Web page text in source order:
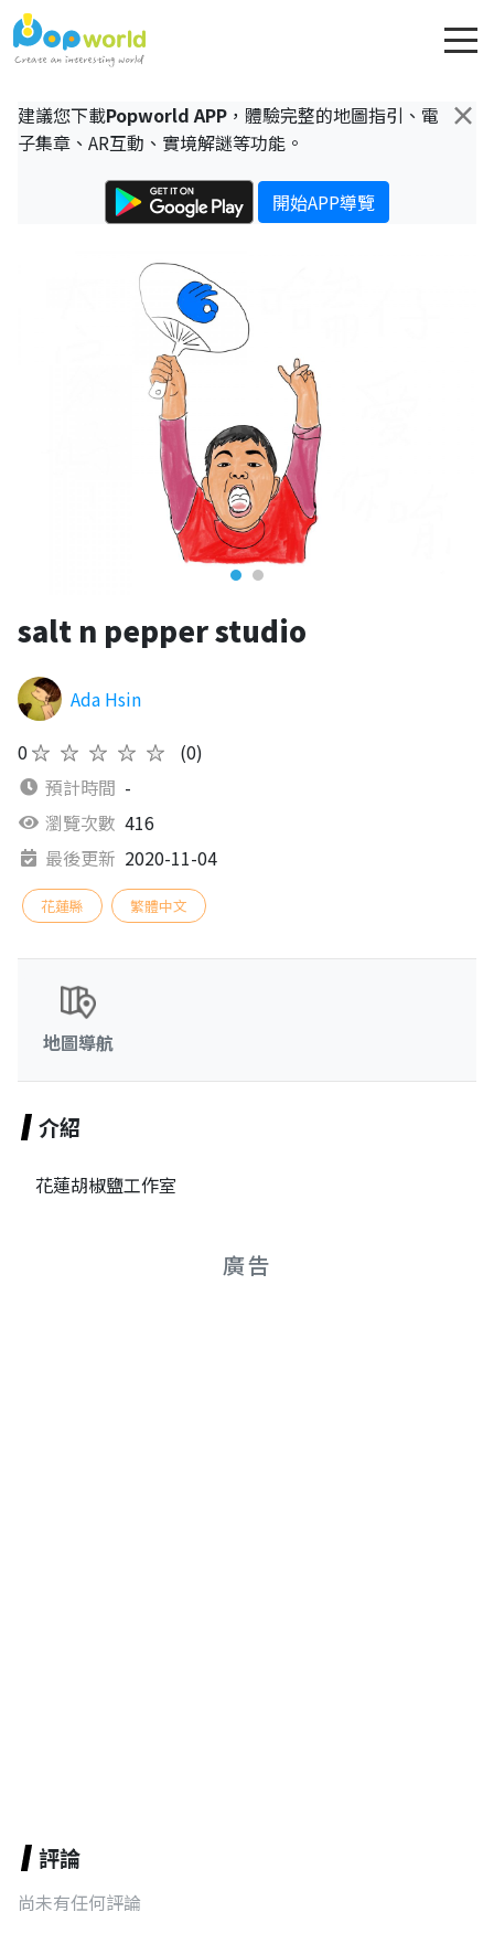
×
建議您下載Popworld APP ，體驗完整的地圖指引、電
子集章、AR互動、實境解謎等功能。
開始APP導覽
salt n pepper studio
Ada Hsin
0★★★★★
(0)
預計時間 -
瀏覽次數 416
最後更新 2020-11-04
花蓮縣 繁體中文
地圖導航
介紹
花蓮胡椒鹽工作室
廣告
評論
尚未有任何評論